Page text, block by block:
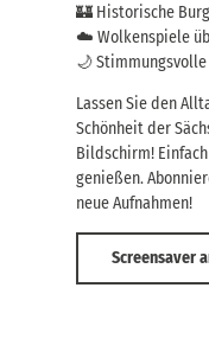
🏰 Historische
☁️ Wolkenspiele
🌙
Lassen Sie den
Schönheit der
Bildschirm!
genießen.
neue Aufnahmen!
Screensaver